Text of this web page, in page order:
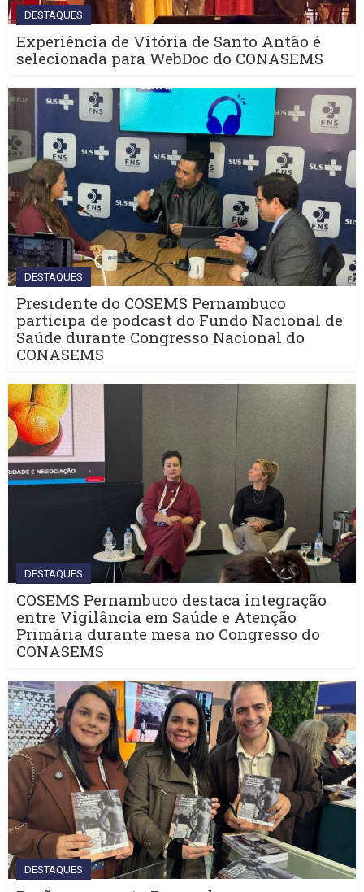
DESTAQUES
Experiência de Vitória de Santo Antão é
selecionada para WebDoc do CONASEMS
DESTAQUES
Presidente do COSEMS Pernambuco
participa de podcast do Fundo Nacional de
Saúde durante Congresso Nacional do
CONASEMS
DESTAQUES
COSEMS Pernambuco destaca integração
entre Vigilância em Saúde e Atenção
Primária durante mesa no Congresso do
CONASEMS
DESTAQUES